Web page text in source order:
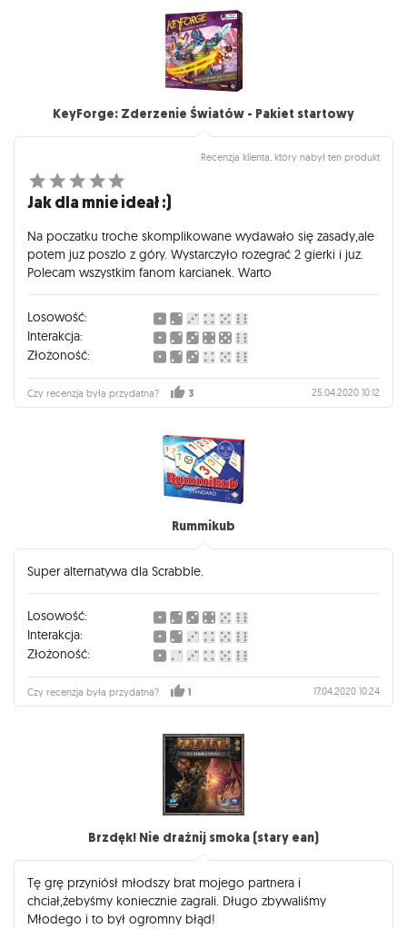
KeyForge: Zderzenie Światów - Pakiet startowy
Recenzja klienta, który nabył ten produkt
Jak dla mnie ideał :)
Na poczatku troche skomplikowane wydawało się zasady,ale
potem juz poszlo z góry. Wystarczyło rozegrać 2 gierki i juz.
Polecam wszystkim fanom karcianek. Warto
Losowość:
Interakcja:
Złożoność:
Czy recenzja była przydatna? 3 25.04.2020 10:12
Rummikub
Super alternatywa dla Scrabble.
Losowość:
Interakcja:
Złożoność:
Czy recenzja była przydatna? 1 17.04.2020 10:24
Brzdęk! Nie drażnij smoka (stary ean)
Tę grę przyniósł młodszy brat mojego partnera i
chciał,żebyśmy koniecznie zagrali. Długo zbywaliśmy
Młodego i to był ogromny błąd!